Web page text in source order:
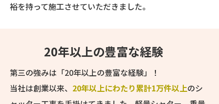
裕を持って施工させていただきました。
20年以上の豊富な経験
第三の強みは「20年以上の豊富な経験」！
当社は創業以来、 20年以上にわたり累計1万件以上のシ